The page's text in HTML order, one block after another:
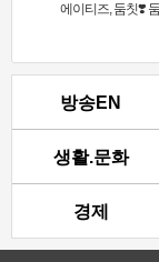
에이티즈, 둠칫❣️
방송EN
생활.문화
경제